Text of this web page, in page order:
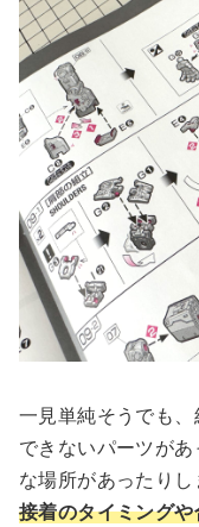
一見単純そうでも
できないパーツが
な場所があったりし
接着のタイミング